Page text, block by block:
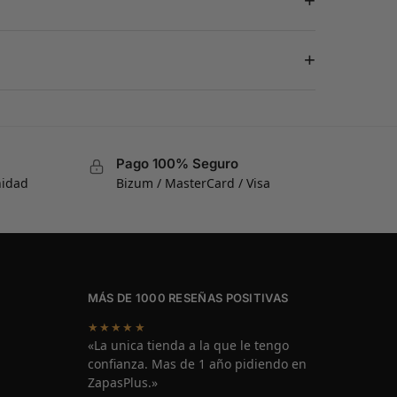
+
Pago 100% Seguro
Bizum / MasterCard / Visa
MÁS DE 1000 RESEÑAS POSITIVAS
★★★★★
«La unica tienda a la que le tengo
confianza. Mas de 1 año pidiendo en
ZapasPlus.»